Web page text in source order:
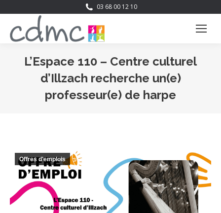
03 68 00 12 10
L’Espace 110 – Centre culturel
d’Illzach recherche un(e)
professeur(e) de harpe
Offres d'emplois